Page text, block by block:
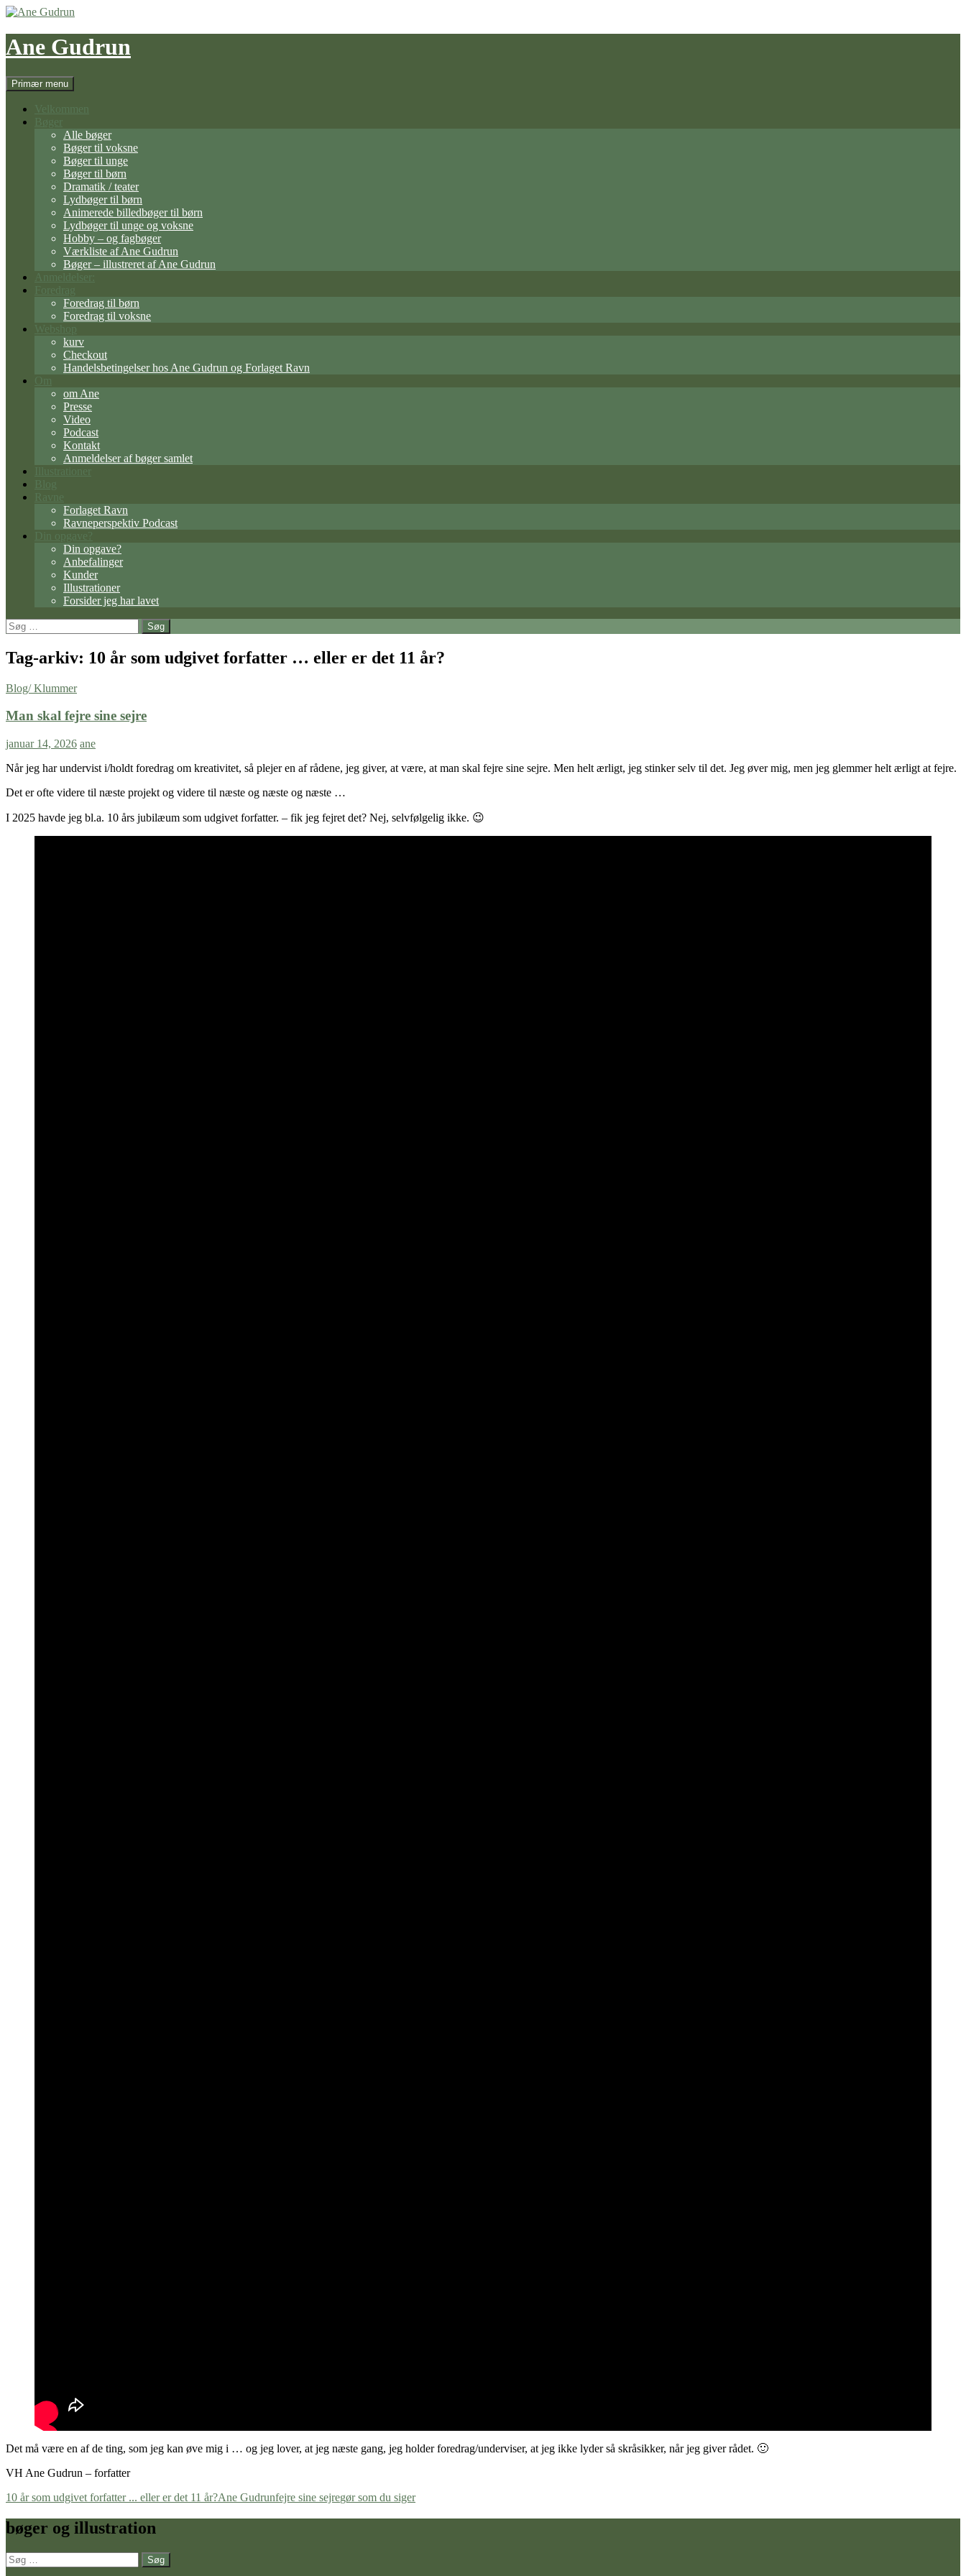
Hop
indhold
Ane Gudrun
Søg
Primær menu
Alle bøger
Bøger til voksne
Bøger til unge
Bøger til børn
Dramatik / teater
Lydbøger til børn
Animerede billedbøger til børn
Lydbøger til unge og voksne
Hobby – og fagbøger
Værkliste af Ane Gudrun
Bøger – illustreret af Ane Gudrun
Foredrag til børn
Foredrag til voksne
kurv
Checkout
Handelsbetingelser hos Ane Gudrun og Forlaget Ravn
Om
om Ane
Presse
Video
Podcast
Kontakt
Anmeldelser af bøger samlet
Forlaget Ravn
Ravneperspektiv Podcast
Din opgave?
Anbefalinger
Kunder
Illustrationer
Forsider jeg har lavet
Søg
efter:
Tag-arkiv: 10 år som udgivet forfatter … eller er det 11 år?
Blog/ Klummer
Man skal fejre sine sejre
januar 14, 2026 ane
Når jeg har undervist i/holdt foredrag om kreativitet, så plejer en af rådene, jeg giver, at være, at man skal fejre sine sejre. Men helt ærligt, jeg stinker selv til det. Jeg øver mig, men jeg glemmer helt ærligt at fejre.
Det er ofte videre til næste projekt og videre til næste og næste og næste …
I 2025 havde jeg bl.a. 10 års jubilæum som udgivet forfatter. – fik jeg fejret det? Nej, selvfølgelig ikke. 😉
Det må være en af de ting, som jeg kan øve mig i … og jeg lover, at jeg næste gang, jeg holder foredrag/underviser, at jeg ikke lyder så skråsikker, når jeg giver rådet. 🙂
VH Ane Gudrun – forfatter
10 år som udgivet forfatter ... eller er det 11 år?Ane Gudrunfejre sine sejregør som du siger
bøger og illustration
Søg
efter: